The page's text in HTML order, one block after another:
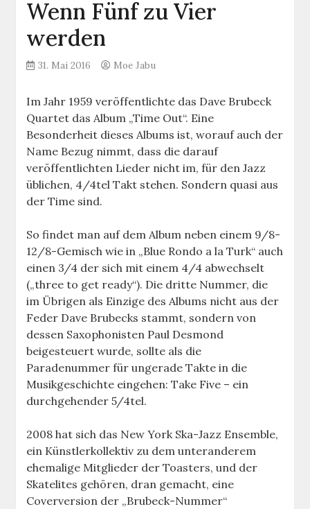
Wenn Fünf zu Vier
werden
31. Mai 2016 Moe Jabu
Im Jahr 1959 veröffentlichte das Dave Brubeck
Quartet das Album „Time Out“. Eine
Besonderheit dieses Albums ist, worauf auch der
Name Bezug nimmt, dass die darauf
veröffentlichten Lieder nicht im, für den Jazz
üblichen, 4/4tel Takt stehen. Sondern quasi aus
der Time sind.
So findet man auf dem Album neben einem 9/8-
12/8-Gemisch wie in „Blue Rondo a la Turk“ auch
einen 3/4 der sich mit einem 4/4 abwechselt
(„three to get ready“). Die dritte Nummer, die
im Übrigen als Einzige des Albums nicht aus der
Feder Dave Brubecks stammt, sondern von
dessen Saxophonisten Paul Desmond
beigesteuert wurde, sollte als die
Paradenummer für ungerade Takte in die
Musikgeschichte eingehen: Take Five – ein
durchgehender 5/4tel.
2008 hat sich das New York Ska-Jazz Ensemble,
ein Künstlerkollektiv zu dem unteranderem
ehemalige Mitglieder der Toasters, und der
Skatelites gehören, dran gemacht, eine
Coverversion der „Brubeck-Nummer“